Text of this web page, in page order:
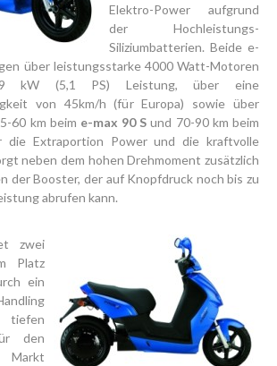
Elektro-Power aufgrund
der Hochleistungs-
Siliziumbatterien. Beide e-
über leistungsstarke 4000 Watt-Motoren
kW (5,1 PS) Leistung, über eine
von 45km/h (für Europa) sowie über
60 km beim e-max 90 S und 70-90 km beim
die Extraportion Power und die kraftvolle
neben dem hohen Drehmoment zusätzlich
der Booster, der auf Knopfdruck noch bis zu
abrufen kann.
zwei
Platz
ein
den